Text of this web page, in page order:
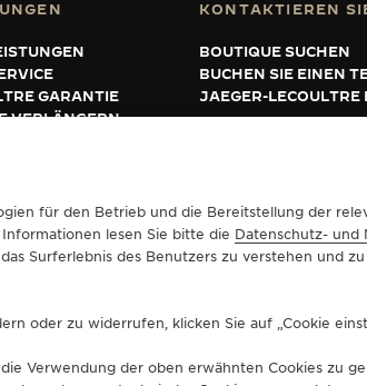
GARANTIE
VERLÄNGERN
KONTAKTIEREN
BOUTIQUE SUCHEN
BUCHEN SIE EINEN
JAEGER-
COOKIE-RICHTLINIEERKLÄRUNG
für den Betrieb und die Bereitstellung der
lesen Sie bitte die Datenschutz- und
Surferlebnis des Benutzers zu verstehen und
oder zu widerrufen, klicken Sie auf „Cookie
Verwendung der oben erwähnten Cookies zu